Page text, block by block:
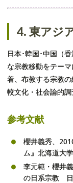
4. 東アジ
日本･韓国･中国（
な宗教移動をテー
着、布教する宗教
較文化・社会論的調
参考文献
櫻井義秀、
ム』北海道大学
李元範・櫻井
の日系宗教 日